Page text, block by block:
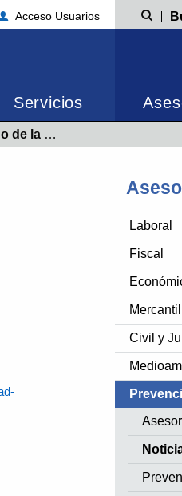
Acceso Usuarios
Servicios
España
Laboral
Fiscal
Mercantil
Civil y